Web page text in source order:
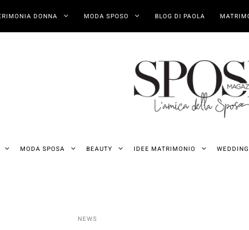
DONNA MODA SPOSO BLOG DI PAOLA
MODA SPOSA BEAUTY IDEE MATRIMONIO
NEWS